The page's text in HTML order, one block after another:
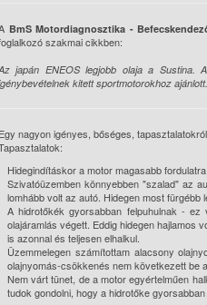
BmS Motordiagnosztika -
szakmai cikkben:
japán ENEOS legjobb olaja a Sustina.
kitett sportmotorokhoz
Egy nagyon igényes, bőséges,
Hidegindításkor a motor magasabb
Szivatóüzemben könnyebben "szalad" az
lomhább volt az autó. Hidegen most fürgébb
A hidrotőkék gyorsabban felpuhulnak -
olajáramlás végett. Eddig hidegen hajlamos
is azonnal és teljesen elhalkul.
Üzemmelegen számítottam alacsony
olajnyomás-csökkenés nem következett be
Nem várt tünet, de a motor egyértelműen
tudok gondolni, hogy a hidrotőke